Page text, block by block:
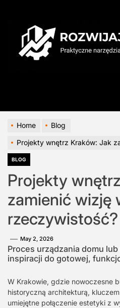
content
Home
Blog
Projekty wnętrz Kraków: Jak zamienić wizję w
BLOG
Projekty
zamienić wizję
rzeczywistość?
May 2, 2026
Proces urządzania domu
inspiracji do gotowej,
W Krakowie, gdzie nowoczesne
historyczną architekturą,
umiejętne połączenie estetyki z